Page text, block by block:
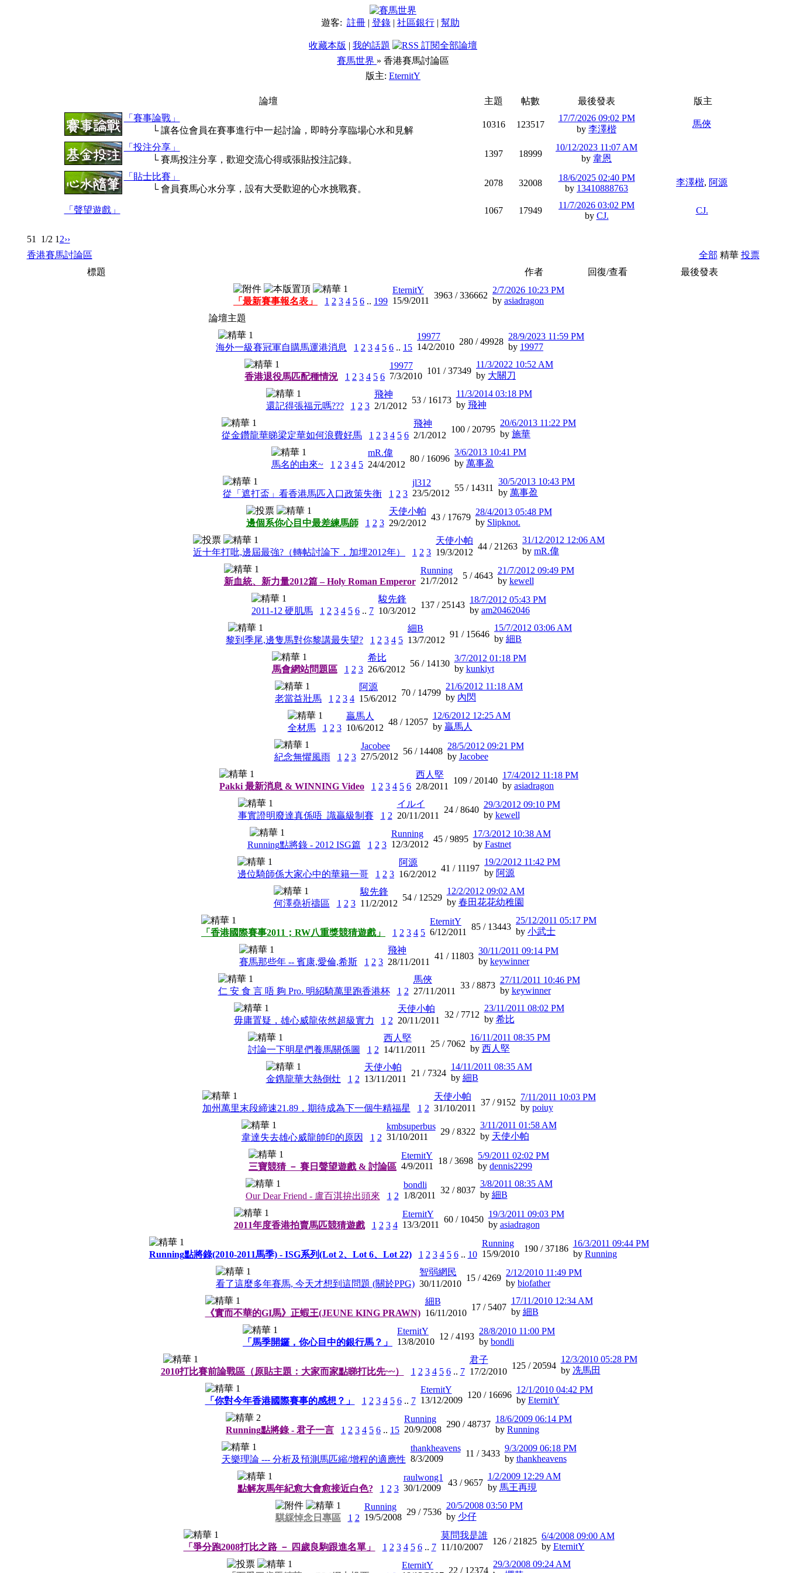
遊客: 註冊| 登錄| 社區銀行| 幫助
收藏本版 | 我的話題
賽馬世界 » 香港賽馬討論區
版主: EternitY
論壇 主題 帖數 最後發表
版主
「賽事論戰」
└ 讓各位會員在賽事進行中一起討論，即時分享臨場心水和見解
10316 123517
17/7/2026 09:02 PM
by 李澤楷
馬俠
「投注分享」
└ 賽馬投注分享，歡迎交流心得或張貼投注記錄。
1397 18999
10/12/2023 11:07 AM
by 韋恩
「貼士比賽」
└ 會員賽馬心水分享，設有大受歡迎的心水挑戰賽。
2078 32008
18/6/2025 02:40 PM
by 13410888763
李澤楷, 阿源
「聲望遊戲」 1067 17949
11/7/2026 03:02 PM
by CJ.
CJ.
51 1/2 1 2››
香港賽馬討論區
全部 精華 投票
標題
作者 回復/查看 最後發表
「最新賽事報名表」 1 2 3 4 5 6 .. 199
EternitY
15/9/2011
3963 /336662
2/7/2026 10:23 PM
by asiadragon
論壇主題
海外一級賽冠軍自購馬運港消息 1 2 3 4 5 6 .. 15
19977
14/2/2010
280 /49928
28/9/2023 11:59 PM
by 19977
香港退役馬匹配種情況 1 2 3 4 5 6
19977
7/3/2010
101 /37349
11/3/2022 10:52 AM
by 大關刀
還記得張福元嗎??? 1 2 3
飛神
2/1/2012
53 / 16173
11/3/2014 03:18 PM
by 飛神
從金鑽龍華睇梁定華如何浪費好馬 1 2 3 4 5 6
飛神
2/1/2012
100 / 20795
20/6/2013 11:22 PM
by 施華
馬名的由來~ 1 2 3 4 5
mR.偉
24/4/2012
80 / 16096
3/6/2013 10:41 PM
by 萬事盈
從「遮打盃」看香港馬匹入口政策失衡 1 2 3
jl312
23/5/2012
55 / 14311
30/5/2013 10:43 PM
by 萬事盈
邊個系你心目中最差練馬師 1 2 3
天使小帕
29/2/2012
43 / 17679
28/4/2013 05:48 PM
by Slipknot.
近十年打吡,邊屆最強?（轉帖討論下，加埋2012年） 1 2 3
天使小帕
19/3/2012
44 / 21263
31/12/2012 12:06 AM
by mR.偉
新血統、新力量2012篇 – Holy Roman Emperor
Running
21/7/2012
5 /4643
21/7/2012 09:49 PM
by kewell
2011-12 硬肌馬 1 2 3 4 5 6 .. 7
駿先鋒
10/3/2012
137 / 25143
18/7/2012 05:43 PM
by am20462046
黎到季尾,邊隻馬對你黎講最失望? 1 2 3 4 5
細B
13/7/2012
91 / 15646
15/7/2012 03:06 AM
by 細B
馬會網站問題區 1 2 3
希比
26/6/2012
56 / 14130
3/7/2012 01:18 PM
by kunkiyt
老當益壯馬 1 2 3 4
阿源
15/6/2012
70 / 14799
21/6/2012 11:18 AM
by 內閃
全材馬 1 2 3
贏馬人
10/6/2012
48 / 12057
12/6/2012 12:25 AM
by 贏馬人
紀念無懼風雨 1 2 3
Jacobee
27/5/2012
56 / 14408
28/5/2012 09:21 PM
by Jacobee
Pakki 最新消息 & WINNING Video 1 2 3 4 5 6
西人堅
2/8/2011
109 / 20140
17/4/2012 11:18 PM
by asiadragon
事實證明廢達真係唔_識贏級制賽 1 2
イルイ
20/11/2011
24 /8640
29/3/2012 09:10 PM
by kewell
Running點將錄 - 2012 ISG篇 1 2 3
Running
12/3/2012
45 /9895
17/3/2012 10:38 AM
by Fastnet
邊位騎師係大家心中的華籍一哥 1 2 3
阿源
16/2/2012
41 / 11197
19/2/2012 11:42 PM
by 阿源
何澤堯祈禱區 1 2 3
駿先鋒
11/2/2012
54 / 12529
12/2/2012 09:02 AM
by 春田花花幼稚園
「香港國際賽事2011；RW八重獎競猜遊戲」 1 2 3 4 5
EternitY
6/12/2011
85 / 13443
25/12/2011 05:17 PM
by 小武士
賽馬那些年 -- 賓康,愛倫,希斯 1 2 3
飛神
28/11/2011
41 / 11803
30/11/2011 09:14 PM
by keywinner
仁 安 食 言 唔 夠 Pro. 明紹騎萬里跑香港杯 1 2
馬俠
27/11/2011
33 /8873
27/11/2011 10:46 PM
by keywinner
毋庸置疑，雄心威龍依然超級實力 1 2
天使小帕
20/11/2011
32 / 7712
23/11/2011 08:02 PM
by 希比
討論一下明星們養馬關係圖 1 2
西人堅
14/11/2011
25 / 7062
16/11/2011 08:35 PM
by 西人堅
金鎸龍華大熱倒灶 1 2
天使小帕
13/11/2011
21 / 7324
14/11/2011 08:35 AM
by 細B
加州萬里末段締速21.89，期待成為下一個牛精福星 1 2
天使小帕
31/10/2011
37 /9152
7/11/2011 10:03 PM
by poiuy
韋達失去雄心威龍帥印的原因 1 2
kmbsuperbus
31/10/2011
29 /8322
3/11/2011 01:58 AM
by 天使小帕
三寶競猜 － 賽日聲望遊戲 & 討論區
EternitY
4/9/2011
18 /3698
5/9/2011 02:02 PM
by dennis2299
Our Dear Friend - 盧百淇拚出頭來 1 2
bondli
1/8/2011
32 /8037
3/8/2011 08:35 AM
by 細B
2011年度香港拍賣馬匹競猜遊戲 1 2 3 4
EternitY
13/3/2011
60 / 10450
19/3/2011 09:03 PM
by asiadragon
Running點將錄(2010-2011馬季) - ISG系列(Lot 2、Lot 6、Lot 22) 1 2 3 4 5 6.. 10
Running
15/9/2010
190 /37186
16/3/2011 09:44 PM
by Running
看了這麼多年賽馬, 今天才想到這問題 (關於PPG)
智弱網民
30/11/2010
15 /4269
2/12/2010 11:49 PM
by biofather
《實而不華的GI馬》正蝦王(JEUNE KING PRAWN)
細B
16/11/2010
17 / 5407
17/11/2010 12:34 AM
by 細B
「馬季開鑼，你心目中的銀行馬？」
EternitY
13/8/2010
12 /4193
28/8/2010 11:00 PM
by bondli
2010打比賽前論戰區（原貼主題：大家而家點睇打比先~~） 1 2 3 4 5 6.. 7
君子
17/2/2010
125 / 20594
12/3/2010 05:28 PM
by 冼馬田
「你對今年香港國際賽事的感想？」 1 2 3 4 5 6.. 7
EternitY
13/12/2009
120 / 16696
12/1/2010 04:42 PM
by EternitY
Running點將錄 - 君子一言 1 2 3 4 5 6 .. 15
Running
20/9/2008
290 /48737
18/6/2009 06:14 PM
by Running
天樂理論 --- 分析及預測馬匹縮/增程的適應性
thankheavens
8/3/2009
11 /3433
9/3/2009 06:18 PM
by thankheavens
點解灰馬年紀愈大會愈接近白色? 1 2 3
raulwong1
30/1/2009
43 /9657
1/2/2009 12:29 AM
by 馬王再現
騏綵悼念日專區 1 2
Running
19/5/2008
29 / 7536
20/5/2008 03:50 PM
by 少仔
「爭分跑2008打比之路 － 四歲良駒跟進名單」 1 2 3 4 5 6.. 7
莫問我是誰
11/10/2007
126 / 21825
6/4/2008 09:00 AM
by EternitY
EternitY
22 / 12374
29/3/2008 09:24 AM